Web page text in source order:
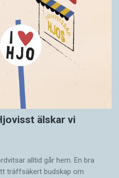
älskar vi
alltid går hem. En bra
träffsäkert budskap om